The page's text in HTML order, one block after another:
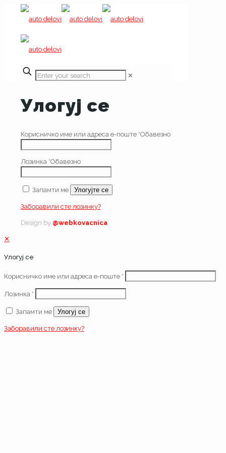
✕
Улогуј се
Корисничко име или адреса е-поште *Обавезно
Лозинка *Обавезно
Запамти ме Улогујте се
Заборавили сте лозинку?
Design by @webkovacnica
✕
Улогуј се
Корисничко име или адреса е-поште *
Лозинка *
Запамти ме Улогуј се
Заборавили сте лозинку?